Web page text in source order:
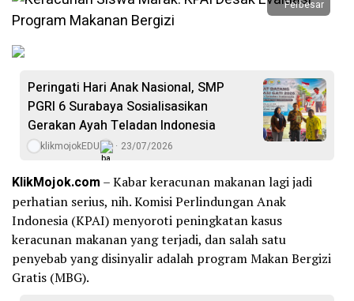
Perbesar
Peringati Hari Anak Nasional, SMP
PGRI 6 Surabaya Sosialisasikan
Gerakan Ayah Teladan Indonesia
klikmojokEDU 23/07/2026
KlikMojok.com – Kabar keracunan makanan lagi jadi
perhatian serius, nih. Komisi Perlindungan Anak
Indonesia (KPAI) menyoroti peningkatan kasus
keracunan makanan yang terjadi, dan salah satu
penyebab yang disinyalir adalah program Makan Bergizi
Gratis (MBG).